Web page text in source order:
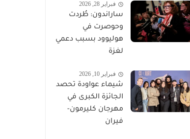
فبراير 28, 2026
ساراندون: طُردت
وحوصرت في
هوليوود بسبب دعمي
لغزة
فبراير 10, 2026
شيماء عواودة تحصد
الجائزة الكبرى في
مهرجان كليرمون-
فيران